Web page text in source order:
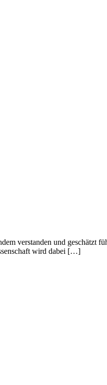
verstanden und geschätzt
wird dabei […]